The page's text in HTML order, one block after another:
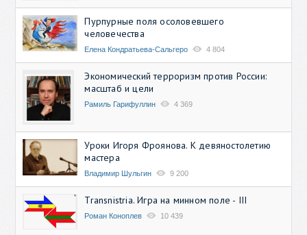
Пурпурные поля осоловевшего
человечества
Елена Кондратьева-Сальгеро 4 804
Экономический терроризм против России:
масштаб и цели
Рамиль Гарифуллин 4 369
Уроки Игоря Фроянова. К девяностолетию
мастера
Владимир Шульгин 9 200
Transnistria. Игра на минном поле - III
Роман Коноплев 10 439